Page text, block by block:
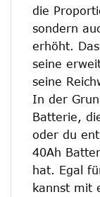
die
sondern
erhöht.
seine
seine
In der
Batterie,
oder du
40Ah
hat. Egal
kannst mit